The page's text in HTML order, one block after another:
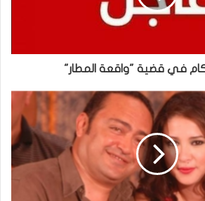
في قضية "واقعة المطار"